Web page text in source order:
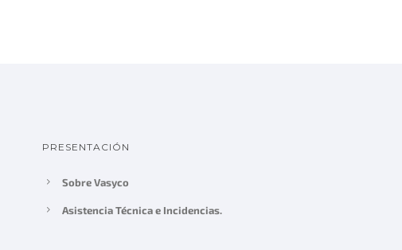
PRESENTACIÓN
Sobre Vasyco
Asistencia Técnica e Incidencias.